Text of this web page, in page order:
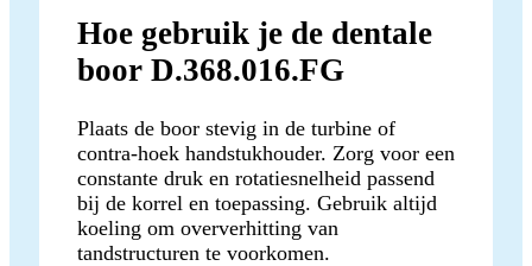
Hoe gebruik je de dentale
boor D.368.016.FG
Plaats de boor stevig in de turbine of
contra-hoek handstukhouder. Zorg voor een
constante druk en rotatiesnelheid passend
bij de korrel en toepassing. Gebruik altijd
koeling om oververhitting van
tandstructuren te voorkomen.